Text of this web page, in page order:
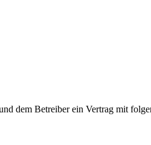
dem Betreiber ein Vertrag mit